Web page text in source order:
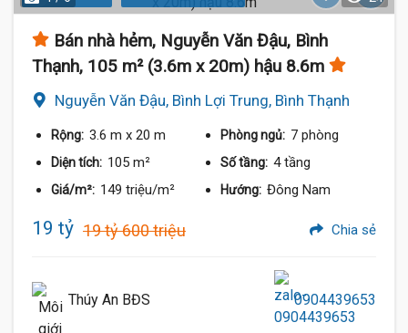
Bán nhà hẻm, Nguyễn Văn Đậu, Bình
Thạnh, 105 m² (3.6m x 20m) hậu 8.6m
Nguyễn Văn Đậu, Bình Lợi Trung, Bình Thạnh
Rộng: 3.6 m x 20 m Phòng ngủ: 7 phòng
Diện tích: 105 m² Số tầng: 4 tầng
Giá/m²: 149 triệu/m² Hướng: Đông Nam
19 tỷ 19 tỷ 600 triệu Chia sẻ
Thúy An BĐS 0904439653